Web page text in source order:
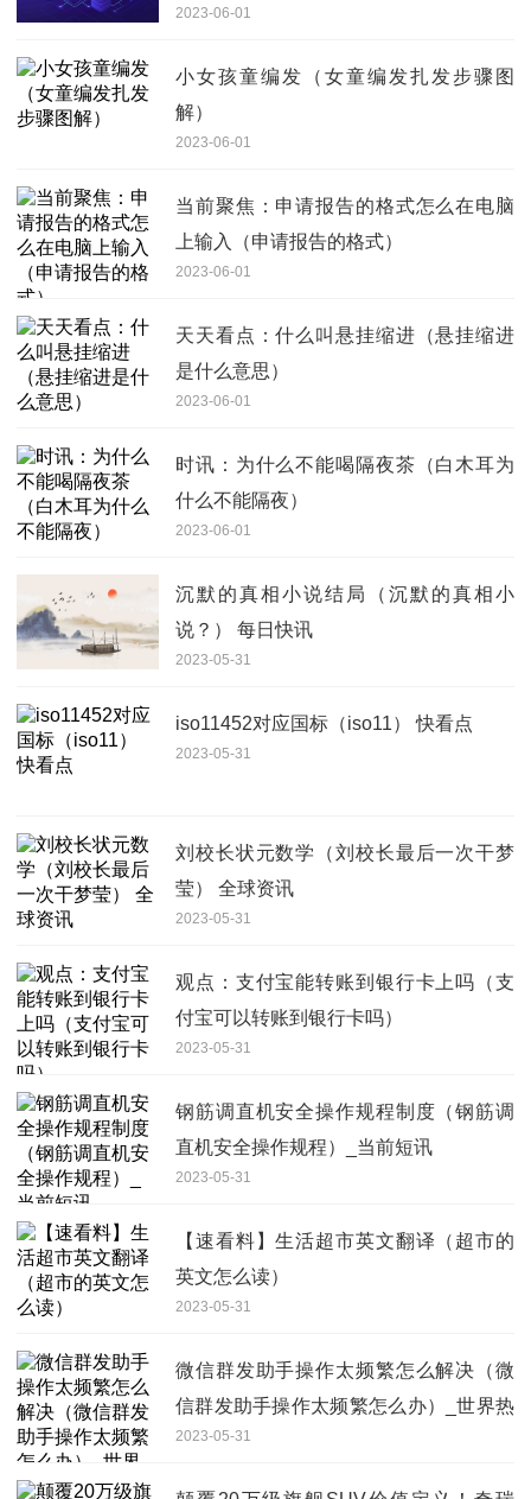
2023-06-01
小女孩童编发（女童编发扎发步骤图
解）
2023-06-01
当前聚焦：申请报告的格式怎么在电脑
上输入（申请报告的格式）
2023-06-01
天天看点：什么叫悬挂缩进（悬挂缩进
是什么意思）
2023-06-01
时讯：为什么不能喝隔夜茶（白木耳为
什么不能隔夜）
2023-06-01
沉默的真相小说结局（沉默的真相小
说？） 每日快讯
2023-05-31
iso11452对应国标（iso11） 快看点
2023-05-31
刘校长状元数学（刘校长最后一次干梦
莹） 全球资讯
2023-05-31
观点：支付宝能转账到银行卡上吗（支
付宝可以转账到银行卡吗）
2023-05-31
钢筋调直机安全操作规程制度（钢筋调
直机安全操作规程）_当前短讯
2023-05-31
【速看料】生活超市英文翻译（超市的
英文怎么读）
2023-05-31
微信群发助手操作太频繁怎么解决（微
信群发助手操作太频繁怎么办）_世界热
点评
2023-05-31